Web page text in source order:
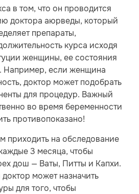
в том, что он проводится
доктора аюрведы, который
препараты,
курса исходя
женщины, ее состояния
Например, если женщина
доктор может подобрать
для процедур. Важный
во время беременности
противопоказано!
приходить на обследование
3 месяца, чтобы
дош — Ваты, Питты и Капхи.
может назначить
для того, чтобы